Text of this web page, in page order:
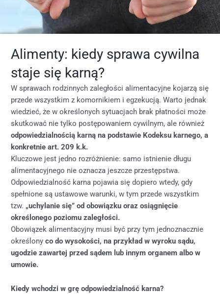
Alimenty: kiedy sprawa cywilna
staje się karną?
W sprawach rodzinnych zaległości alimentacyjne kojarzą się
przede wszystkim z komornikiem i egzekucją. Warto jednak
wiedzieć, że w określonych sytuacjach brak płatności może
skutkować nie tylko postępowaniem cywilnym, ale również
odpowiedzialnością karną na podstawie Kodeksu karnego, a
konkretnie art. 209 k.k.
Kluczowe jest jedno rozróżnienie: samo istnienie długu
alimentacyjnego nie oznacza jeszcze przestępstwa.
Odpowiedzialność karna pojawia się dopiero wtedy, gdy
spełnione są ustawowe warunki, w tym przede wszystkim
tzw. „uchylanie się” od obowiązku oraz osiągnięcie
określonego poziomu zaległości.
Obowiązek alimentacyjny musi być przy tym jednoznacznie
określonyco do wysokości, na przykład w wyroku sądu,
ugodzie zawartej przed sądem lub innym organem albo w
umowie.
Kiedy wchodzi w grę odpowiedzialność karna?